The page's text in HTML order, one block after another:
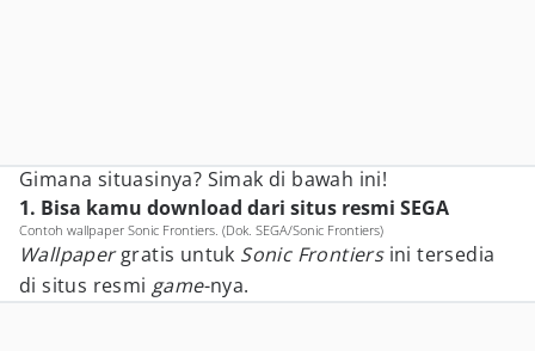
Gimana situasinya? Simak di bawah ini!
1. Bisa kamu download dari situs resmi SEGA
Contoh wallpaper Sonic Frontiers. (Dok. SEGA/Sonic Frontiers)
Wallpapergratis untuk Sonic Frontiers ini tersedia
di situs resmi game-nya.